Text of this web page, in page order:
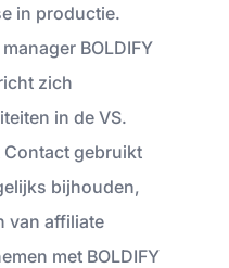
in productie.
BOLDIFY
zich
in de VS.
Contact gebruikt
bijhouden,
van affiliate
met BOLDIFY